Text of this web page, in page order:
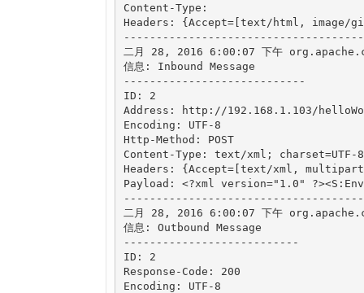
Content-Type:
Headers: {Accept=[text/html, image/
二月 28, 2016 6:00:07 下午
信息: Inbound Message
----------------------------
ID: 2
Address: http://192.168.1.103/
Encoding: UTF-8
Http-Method: POST
Content-Type: text/xml; charset=UTF-8
Headers: {Accept=[text/xml,
Payload: <?xml version="1.0"
二月 28, 2016 6:00:07 下午
信息: Outbound Message
---------------------------
ID: 2
Response-Code: 200
Encoding: UTF-8